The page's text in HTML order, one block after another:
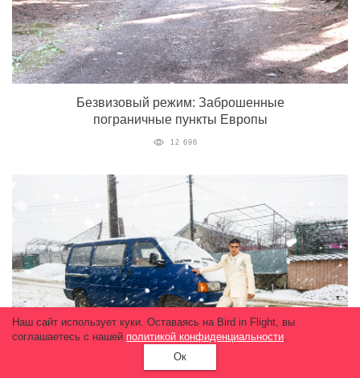
Безвизовый режим: Заброшенные
пограничные пункты Европы
12 696
Наш сайт использует куки. Оставаясь на Bird in Flight, вы
соглашаетесь с нашей политикой конфиденциальности.
Ок